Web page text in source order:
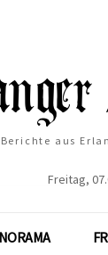
aus
Freitag,